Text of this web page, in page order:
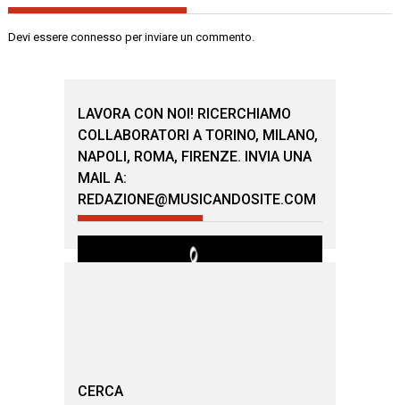
Devi essereconnesso per inviare un commento.
LAVORA CON NOI! RICERCHIAMO
COLLABORATORI A TORINO, MILANO,
NAPOLI, ROMA, FIRENZE. INVIA UNA
MAIL A:
REDAZIONE@MUSICANDOSITE.COM
CERCA